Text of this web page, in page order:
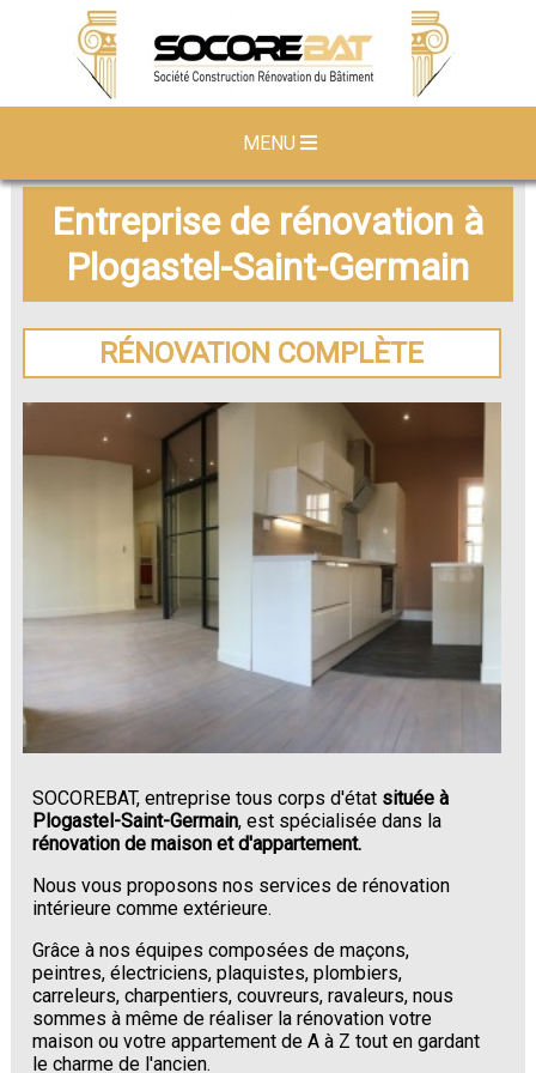
MENU
Entreprise de rénovation à
Plogastel-Saint-Germain
RÉNOVATION COMPLÈTE
SOCOREBAT, entreprise tous corps d'état située à
Plogastel-Saint-Germain, est spécialisée dans la
rénovation de maison et d'appartement.
Nous vous proposons nos services de rénovation
intérieure comme extérieure.
Grâce à nos équipes composées de maçons,
peintres, électriciens, plaquistes, plombiers,
carreleurs, charpentiers, couvreurs, ravaleurs, nous
sommes à même de réaliser la rénovation votre
maison ou votre appartement de A à Z tout en gardant
le charme de l'ancien.